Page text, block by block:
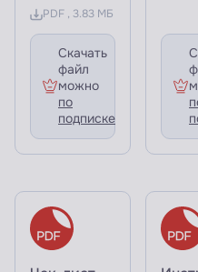
PDF , 3.83 МБ
Скачать
файл
можно
по
подписке